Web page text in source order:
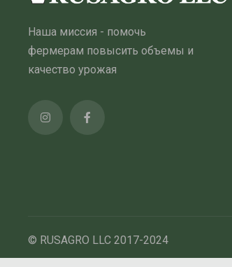
Наша миссия - помочь
фермерам повысить объемы и
качество урожая
© RUSAGRO LLC 2017-2024